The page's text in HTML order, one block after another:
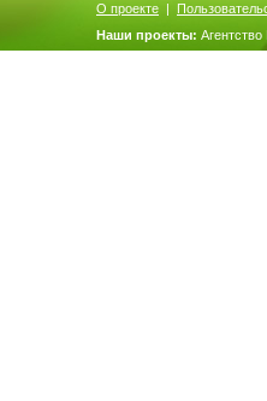
О проекте |
Наши проекты: